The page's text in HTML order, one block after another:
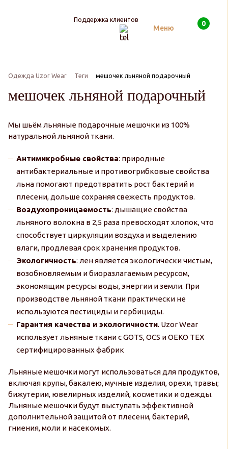
Поддержка клиентов
Меню
Поиск 0
Одежда Uzor Wear Теги мешочек льняной подарочный
мешочек льняной подарочный
Мы шьём льняные подарочные мешочки из 100%
натуральной льняной ткани.
Антимикробные свойства: природные
антибактериальные и противогрибковые свойства
льна помогают предотвратить рост бактерий и
плесени, дольше сохраняя свежесть продуктов.
Воздухопроницаемость: дышащие свойства
льняного волокна в 2,5 раза превосходят хлопок, что
способствует циркуляции воздуха и выделению
влаги, продлевая срок хранения продуктов.
Экологичность: лен является экологически чистым,
возобновляемым и биоразлагаемым ресурсом,
экономящим ресурсы воды, энергии и земли. При
производстве льняной ткани практически не
используются пестициды и гербициды.
Гарантия качества и экологичности. Uzor Wear
использует льняные ткани с GOTS, OCS и OEKO TEX
сертифицированных фабрик
Льняные мешочки могут использоваться для продуктов,
включая крупы, бакалею, мучные изделия, орехи, травы;
бижутерии, ювелирных изделий, косметики и одежды.
Льняные мешочки будут выступать эффективной
дополнительной защитой от плесени, бактерий,
гниения, моли и насекомых.